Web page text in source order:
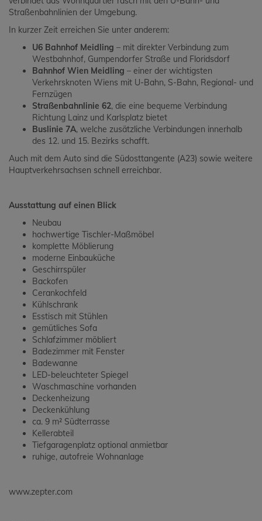
Straßenbahnlinien der Umgebung.
In kurzer Zeit erreichen Sie unter anderem:
U6 Bahnhof Meidling – mit direkter Verbindung zum
Westbahnhof, Gumpendorfer Straße und Floridsdorf
Bahnhof Wien Meidling – einer der wichtigsten
Verkehrsknoten Wiens mit U-Bahn, S-Bahn, Regional- und
Fernzügen
Straßenbahnlinie 62, die eine bequeme Verbindung
Richtung Lainz und Karlsplatz bietet
Buslinie 7A, welche zusätzliche Verbindungen innerhalb
des 12. und 15. Bezirks schafft.
Auch mit dem Auto sind die Südosttangente (A23) sowie weitere
Hauptverkehrsachsen schnell erreichbar.
Ausstattung auf einen Blick
Neubau
hochwertige Tischler-Maßmöbel
komplette Möblierung
moderne Einbauküche
Geschirrspüler
Backofen
Cerankochfeld
Kühlschrank
Esstisch mit Stühlen
gemütliches Sofa
Schlafzimmer möbliert
Badezimmer mit Fenster
Badewanne
LED-beleuchteter Spiegel
Waschmaschine vorhanden
Deckenheizung
Deckenkühlung
ca. 9 m² Südterrasse
Kellerabteil
Tiefgaragenplatz optional anmietbar
ruhige, autofreie Wohnanlage
www.zepter.com